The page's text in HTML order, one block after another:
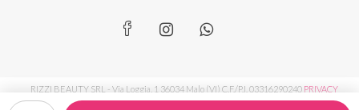
RIZZI BEAUTY SRL - Via Loggia, 1 36034 Malo (VI) C.F./P.I. 03316290240 PRIVACY